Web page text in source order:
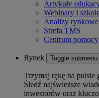
Artykuły
Webinary i
Analizy rynkowe
Strefa TMS
Centrum pomocy
Rynek Toggle submenu
Trzymaj rękę na pulsie
Śledź najświeższe
inwestorów oraz